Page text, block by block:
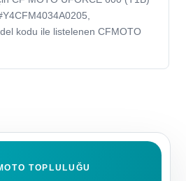
kodu ile listelenen CFMOTO
TOPLULUĞU